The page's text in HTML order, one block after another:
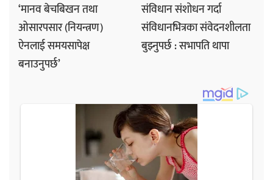
‘मानव बेचबिखन तथा
ओसारपसार (नियन्त्रण)
ऐनलाई समयसापेक्ष
बनाउनुपर्छ’
संविधान संशोधन गर्दा
संविधानभित्रका संवेदनशीलता
बुझ्नुपर्छ : सभापति थापा